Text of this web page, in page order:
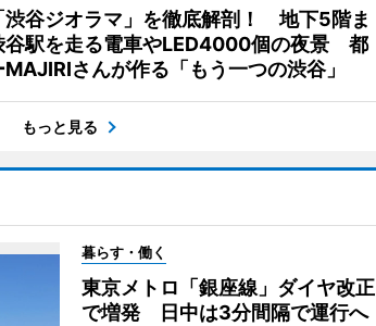
渋谷ジオラマ」を徹底解剖！ 地下5階ま
谷駅を走る電車やLED4000個の夜景 都
さんが作る「もう一つの渋谷」
もっと見る
暮らす・働く
東京メトロ「銀座線」ダイヤ改正
で増発 日中は3分間隔で運行へ